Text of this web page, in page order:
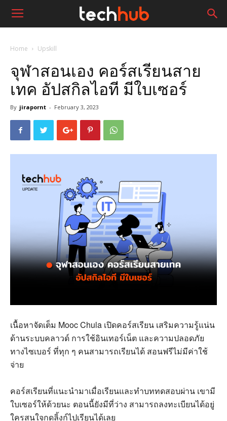
Home Upskill
จุฬาสอนเอง คอร์สเรียนสาย
เทค อัปสกิลไอที มีใบเซอร์
By jirapornt - February 3, 2023
เนื้อหาจัดเต็ม Mooc Chula เปิดคอร์สเรียน เสริมความรู้แน่น
ด้านระบบคลาวด์ การใช้อินเทอร์เน็ต และความปลอดภัย
ทางไซเบอร์ ที่ทุก ๆ คนสามารถเรียนได้ สอนฟรีไม่มีค่าใช้
จ่าย
คอร์สเรียนที่แนะนำมาเมื่อเรียนและทำบททดสอบผ่าน เขามี
ใบเซอร์ให้ด้วยนะ ตอนนี้ยังมีที่ว่าง สามารถลงทะเบียนได้อยู่
ใครสนใจกดลิ้งก์ไปเรียนได้เลย